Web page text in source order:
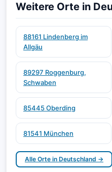
Weitere Orte in
88161 Lindenberg im
Allgäu
89297 Roggenburg,
Schwaben
85445 Oberding
81541 München
Alle Orte in Deutschland →